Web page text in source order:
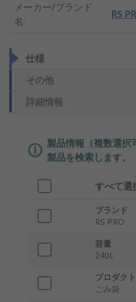
メーカー/ブランド
名:
RS
仕様
その他
詳細情報
製品情報（複数選択
製品を検索します。
すべて選
ブランド
RS PRO
容量
240L
プロダク
ごみ袋